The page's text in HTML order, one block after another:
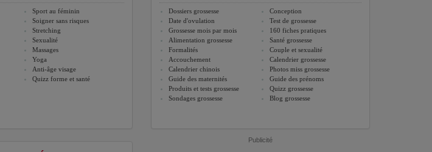
Sport au féminin
Soigner sans risques
Stretching
Sexualité
Massages
Yoga
Anti-âge visage
Quizz forme et santé
Dossiers grossesse
Conception
Date d'ovulation
Test de grossesse
Grossesse mois par mois
160 fiches pratiques
Alimentation grossesse
Santé grossesse
Formalités
Couple et sexualité
Accouchement
Calendrier grossesse
Calendrier chinois
Photos miss grossesse
Guide des maternités
Guide des prénoms
Produits et tests grossesse
Quizz grossesse
Sondages grossesse
Blog grossesse
Publicité